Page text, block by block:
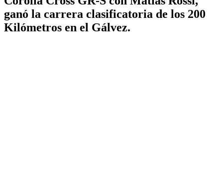
ganó la carrera clasificatoria de los 200
Kilómetros en el Gálvez.